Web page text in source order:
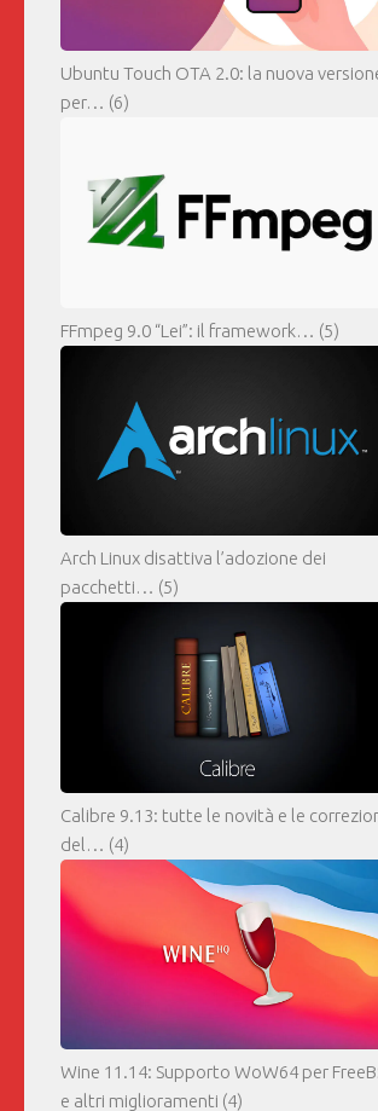
Ubuntu Touch OTA 2.0: la nuova
per… (6)
FFmpeg 9.0 “Lei”: il framework… (5)
Arch Linux disattiva l’adozione dei
pacchetti… (5)
Calibre 9.13: tutte le novità e le
del… (4)
Wine 11.14: Supporto WoW64 per
e altri miglioramenti (4)